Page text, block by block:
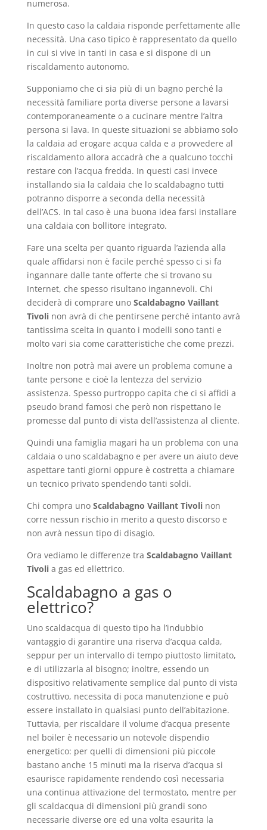
numerosa.
In questo caso la caldaia risponde perfettamente alle
necessità. Una caso tipico è rappresentato da quello
in cui si vive in tanti in casa e si dispone di un
riscaldamento autonomo.
Supponiamo che ci sia più di un bagno perché la
necessità familiare porta diverse persone a lavarsi
contemporaneamente o a cucinare mentre l’altra
persona si lava. In queste situazioni se abbiamo solo
la caldaia ad erogare acqua calda e a provvedere al
riscaldamento allora accadrà che a qualcuno tocchi
restare con l’acqua fredda. In questi casi invece
installando sia la caldaia che lo scaldabagno tutti
potranno disporre a seconda della necessità
dell’ACS. In tal caso è una buona idea farsi installare
una caldaia con bollitore integrato.
Fare una scelta per quanto riguarda l’azienda alla
quale affidarsi non è facile perché spesso ci si fa
ingannare dalle tante offerte che si trovano su
Internet, che spesso risultano ingannevoli. Chi
deciderà di comprare uno Scaldabagno Vaillant
Tivolinon avrà di che pentirsene perché intanto avrà
tantissima scelta in quanto i modelli sono tanti e
molto vari sia come caratteristiche che come prezzi.
Inoltre non potrà mai avere un problema comune a
tante persone e cioè la lentezza del servizio
assistenza. Spesso purtroppo capita che ci si affidi a
pseudo brand famosi che però non rispettano le
promesse dal punto di vista dell’assistenza al cliente.
Quindi una famiglia magari ha un problema con una
caldaia o uno scaldabagno e per avere un aiuto deve
aspettare tanti giorni oppure è costretta a chiamare
un tecnico privato spendendo tanti soldi.
Chi compra uno Scaldabagno Vaillant Tivolinon
corre nessun rischio in merito a questo discorso e
non avrà nessun tipo di disagio.
Ora vediamo le differenze tra Scaldabagno Vaillant
Tivolia gas ed ellettrico.
Scaldabagno a gas o
elettrico?
Uno scaldacqua di questo tipo ha l’indubbio
vantaggio di garantire una riserva d’acqua calda,
seppur per un intervallo di tempo piuttosto limitato,
e di utilizzarla al bisogno; inoltre, essendo un
dispositivo relativamente semplice dal punto di vista
costruttivo, necessita di poca manutenzione e può
essere installato in qualsiasi punto dell’abitazione.
Tuttavia, per riscaldare il volume d’acqua presente
nel boiler è necessario un notevole dispendio
energetico: per quelli di dimensioni più piccole
bastano anche 15 minuti ma la riserva d’acqua si
esaurisce rapidamente rendendo così necessaria
una continua attivazione del termostato, mentre per
gli scaldacqua di dimensioni più grandi sono
necessarie diverse ore ed una volta esaurita la